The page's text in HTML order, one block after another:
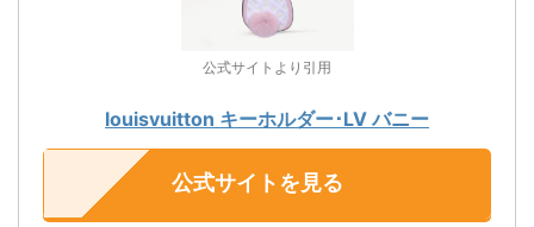
公式サイトより引用
louisvuitton キーホルダー･LV バニー
公式サイトを見る